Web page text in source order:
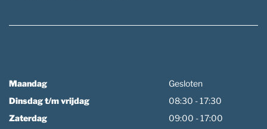
Maandag
Gesloten
Dinsdag t/m vrijdag
08:30 - 17:30
Zaterdag
09:00 - 17:00